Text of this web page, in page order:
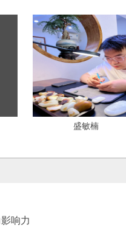
盛敏楠
响力